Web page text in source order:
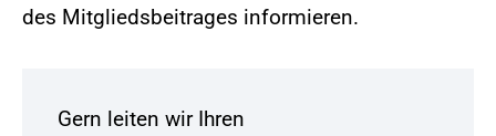
des Mitgliedsbeitrages informieren.
Gern leiten wir Ihren